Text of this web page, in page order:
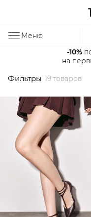
Меню
-10%
на
Фильтры 19 товаров
Фильтры